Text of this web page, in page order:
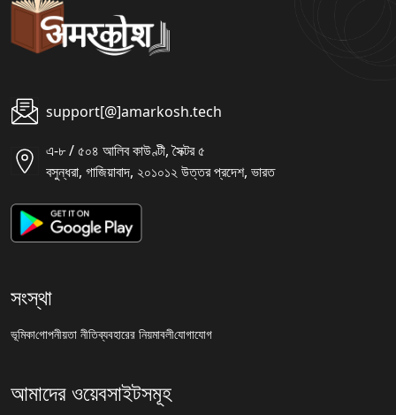
support[@]amarkosh.tech
এ-৮ / ৫০৪ আলিব কাউণ্টী, সৈক্টর ৫
বসুন্ধরা, গাজিয়াবাদ, ২০১০১২ উত্তর প্রদেশ, ভারত
সংস্থা
ভূমিকাগোপনীয়তা নীতিব্যবহারের নিয়মাবলীযোগাযোগ
আমাদের ওয়েবসাইটসমূহ